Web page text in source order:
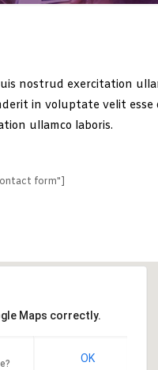
nostrud exercitation
in voluptate velit
ullamco laboris.
form"]
Maps correctly.
OK